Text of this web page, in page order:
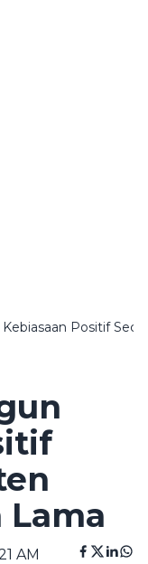
Positif
AM